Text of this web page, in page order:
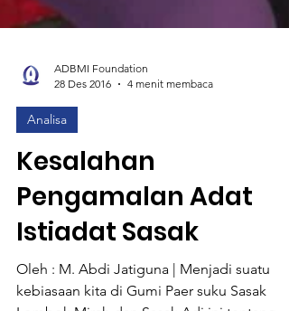
ADBMI Foundation
28 Des 2016
Analisa
Kesalahan
Pengamalan Adat
Istiadat Sasak
Oleh : M. Abdi Jatiguna | Menjadi suatu